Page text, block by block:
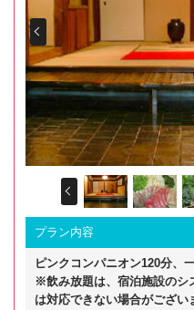
Prev
Prev
プラン内容
ピンクコンパニオン120分、
※飲み放題は、宿泊施設のシ
は対応できない場合がござ